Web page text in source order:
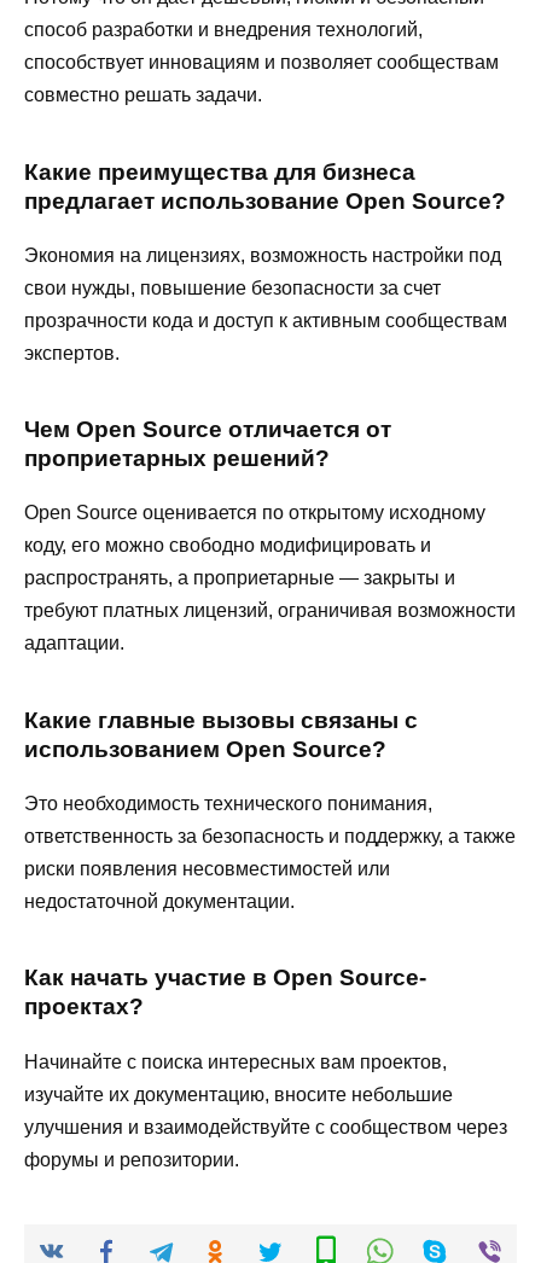
способ разработки и внедрения технологий,
способствует инновациям и позволяет сообществам
совместно решать задачи.
Какие преимущества для бизнеса
предлагает использование Open Source?
Экономия на лицензиях, возможность настройки под
свои нужды, повышение безопасности за счет
прозрачности кода и доступ к активным сообществам
экспертов.
Чем Open Source отличается от
проприетарных решений?
Open Source оценивается по открытому исходному
коду, его можно свободно модифицировать и
распространять, а проприетарные — закрыты и
требуют платных лицензий, ограничивая возможности
адаптации.
Какие главные вызовы связаны с
использованием Open Source?
Это необходимость технического понимания,
ответственность за безопасность и поддержку, а также
риски появления несовместимостей или
недостаточной документации.
Как начать участие в Open Source-
проектах?
Начинайте с поиска интересных вам проектов,
изучайте их документацию, вносите небольшие
улучшения и взаимодействуйте с сообществом через
форумы и репозитории.